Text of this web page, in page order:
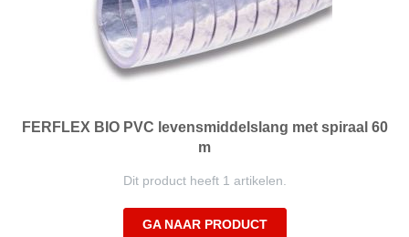
FERFLEX BIO PVC levensmiddelslang met spiraal 60
m
Dit product heeft 1 artikelen.
GA NAAR PRODUCT